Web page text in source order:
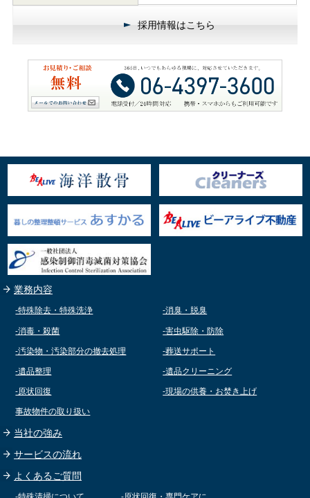
採用情報はこちら
業務内容
-特殊除去・特殊洗浄
-消臭・脱臭
-消毒・殺菌
-害虫駆除・防除
-汚染物・汚染部分の撤去処理
-葬送サポート
-遺品整理
-遺品クリーニング
-原状回復
-現場の供養・お焚き上げ
事故物件の取り扱い
当社の強み
サービスの流れ
よくあるご質問